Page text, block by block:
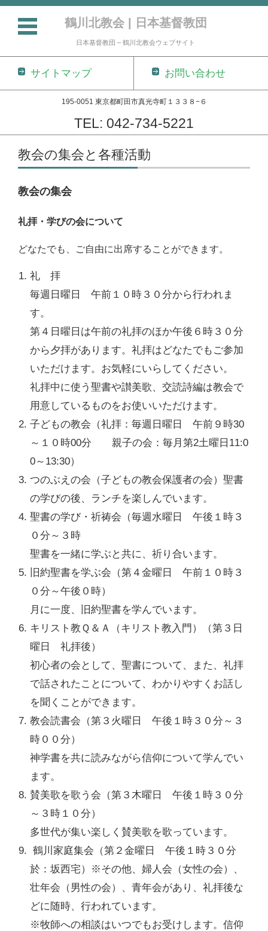
鶴川北教会 | 日本基督教団
日本基督教団 – 鶴川北教会ウェブサイト
サイトマップ お問い合わせ
195-0051 東京都町田市真光寺町１３３８−６
TEL: 042-734-5221
コンテンツに移動
教会の集会と各種活動
教会の集会
礼拝・学びの会について
どなたでも、ご自由に出席することができます。
礼 拝
毎週日曜日 午前１０時３０分から行われま
す。
第４日曜日は午前の礼拝のほか午後６時３０分
から夕拝があります。礼拝はどなたでもご参加
いただけます。お気軽にいらしてください。
礼拝中に使う聖書や讃美歌、交読詩編は教会で
用意しているものをお使いいただけます。
子どもの教会（礼拝：毎週日曜日 午前９時30
～１０時00分 親子の会：毎月第2土曜日11:0
0～13:30）
つのぶえの会（子どもの教会保護者の会）聖書
の学びの後、ランチを楽しんでいます。
聖書の学び・祈祷会（毎週水曜日 午後１時３
０分～３時
聖書を一緒に学ぶと共に、祈り合います。
旧約聖書を学ぶ会（第４金曜日 午前１０時３
０分～午後０時）
月に一度、旧約聖書を学んでいます。
キリスト教Ｑ＆Ａ（キリスト教入門）（第３日
曜日 礼拝後）
初心者の会として、聖書について、また、礼拝
で話されたことについて、わかりやすくお話し
を聞くことができます。
教会読書会（第３火曜日 午後１時３０分～３
時００分）
神学書を共に読みながら信仰について学んでい
ます。
賛美歌を歌う会（第３木曜日 午後１時３０分
～３時１０分）
多世代が集い楽しく賛美歌を歌っています。
鶴川家庭集会（第２金曜日 午後１時３０分
於：坂西宅）※その他、婦人会（女性の会）、
壮年会（男性の会）、青年会があり、礼拝後な
どに随時、行われています。
※牧師への相談はいつでもお受けします。信仰